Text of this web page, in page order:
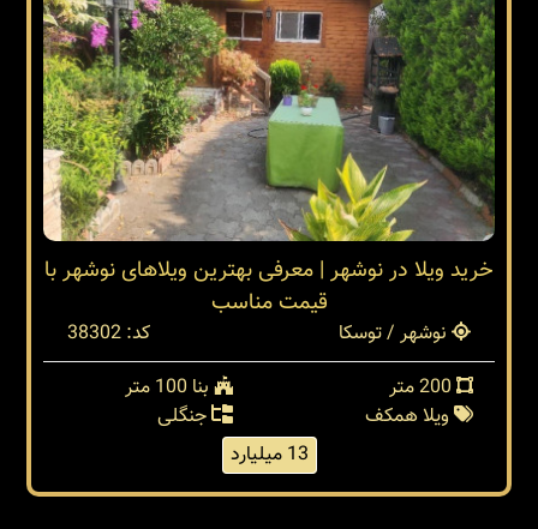
خرید ویلا در نوشهر | معرفی بهترین ویلاهای نوشهر با
قیمت مناسب
نوشهر / توسکا
کد: 38302
بنا 100 متر
ویلا همکف
جنگلی
13 میلیارد